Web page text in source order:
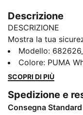
Descrizione
DESCRIZIONE
Mostra la tua
maniche,
evidenza. Pensato
questo capo
CARATTERISTICHE
Con almeno il 20%
Modello:
Colore: PUMA
SCOPRI DI PIÙ
Spedizione e
Consegna Standard